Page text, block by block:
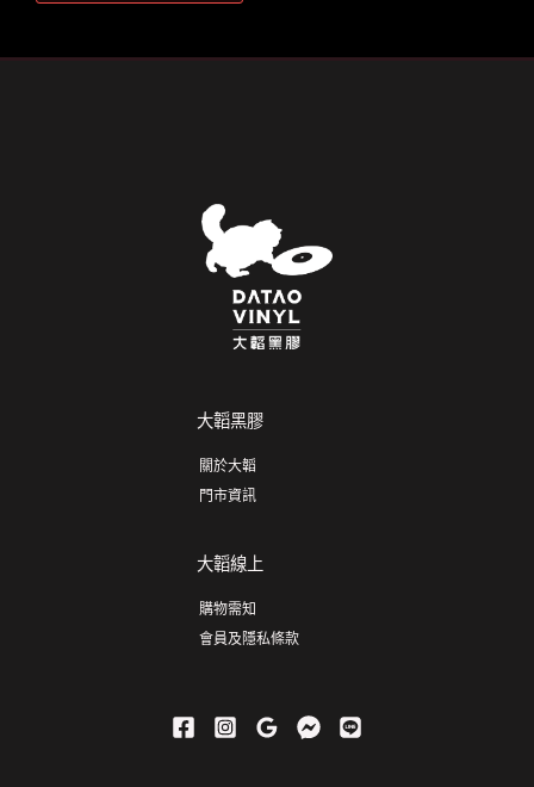
大韜黑膠
關於大韜
門市資訊
大韜線上
購物需知
會員及隱私條款